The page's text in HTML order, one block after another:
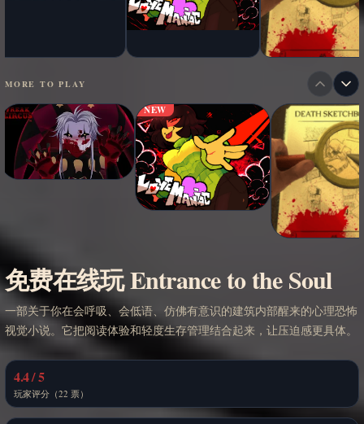
MORE TO PLAY
NEW
免费在线玩 Entrance to the Soul
一部关于你在会呼吸、会低语、仿佛有意识的建筑内部醒来的心理恐怖
视觉小说。它把阅读体验和轻度生存管理结合起来，让压迫感更具体。
4.4 / 5
玩家评分（22 票）